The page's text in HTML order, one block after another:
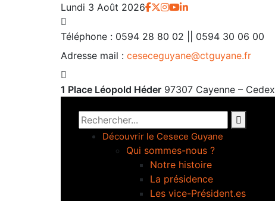
Lundi 3 Août 2026
Téléphone : 0594 28 80 02 || 0594 30 06 00
Adresse mail : ceseceguyane@ctguyane.fr
1 Place Léopold Héder 97307 Cayenne – Cedex
Découvrir le Cesece Guyane
Qui sommes-nous ?
Notre histoire
La présidence
Les vice-Président.es